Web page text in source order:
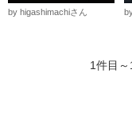
by higashimachiさん
1件目～